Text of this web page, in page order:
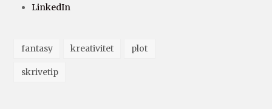
LinkedIn
fantasy kreativitet plot
skrivetip